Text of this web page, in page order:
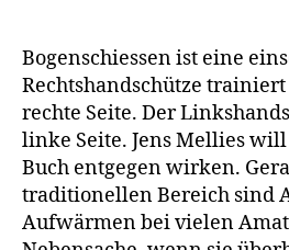
Bogenschiessen ist eine
Rechtshandschütze
rechte Seite. Der
linke Seite. Jens Mellies
Buch entgegen wirken.
traditionellen Bereich sind
Aufwärmen bei vielen